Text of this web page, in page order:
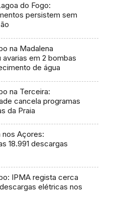
do Fogo:
persistem sem
na Madalena
em 2 bombas
de água
na Terceira:
cancela programas
da Praia
nos Açores:
18.991 descargas
IPMA regista cerca
elétricas nos